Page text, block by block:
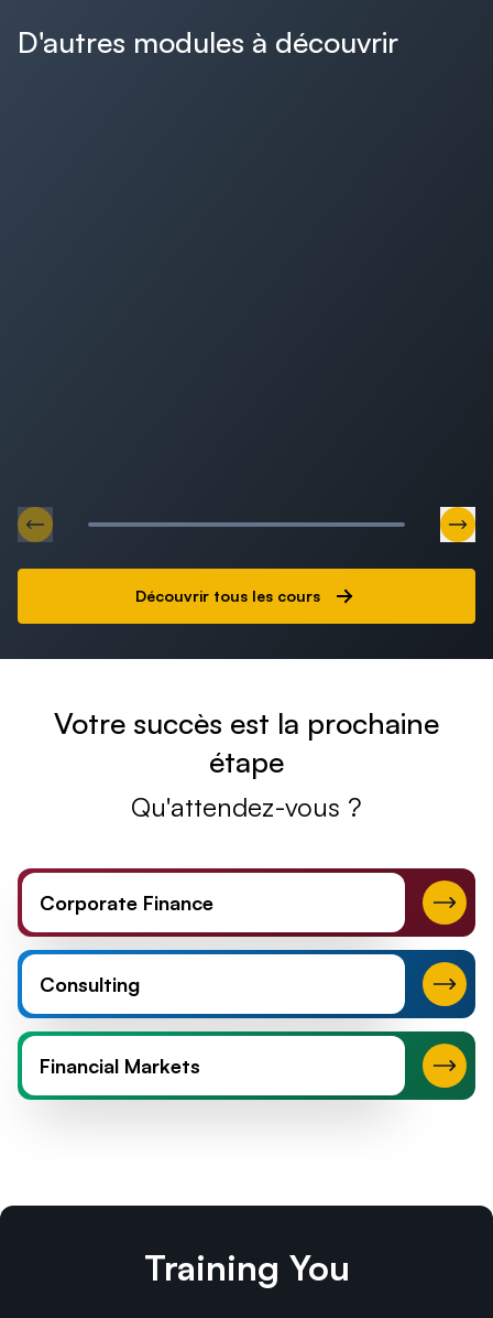
D'autres modules à découvrir
Volatilité
1h30
Corrélation
Aller au slide précédent
Découvrir tous les cours
Votre succès est la prochaine
étape
Qu'attendez-vous ?
Corporate Finance
Consulting
Financial Markets
Training You